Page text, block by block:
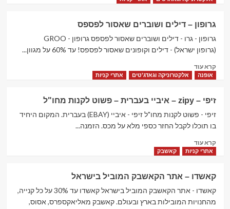
–
Aliexpress
–
אקספרס
המכירות
הסיני
הענק
גרופון – דילים ושוברים שאסור לפספס‏
גרופון - גרו - דילים ושוברים שאסור לפספס‏ גרופון - GROO
(גרופון ישראל) - דילים וקופונים שאסור לפספס! עד 60% על מגוון...
קרא עודRead
more
–
דילים
ושוברים
לפספס‏
אופנה אלקטרוניקה וגאדג'טים אתרי קניות
זיפי – zipy – איביי בעברית – פשוט לקנות מחו"ל
זיפי - פשוט לקנות מחו"ל זיפי - איביי (EBAY) בעברית. המקום היחיד
בו תוכלו לקבל החזר כספי מלא על מכס. הזמנה...
קרא עודRead
more
–
zipy
–
אתרי קניות קאשבק
קאשדו – אתר הקאשבק המוביל בישראל
קאשדו - אתר הקאשבק המוביל בישראל קאשדו עד 30% על כל קנייה,
מהחנויות המובילות בארץ ובעולם. קאשבק מאליאקספרס, אסוס,